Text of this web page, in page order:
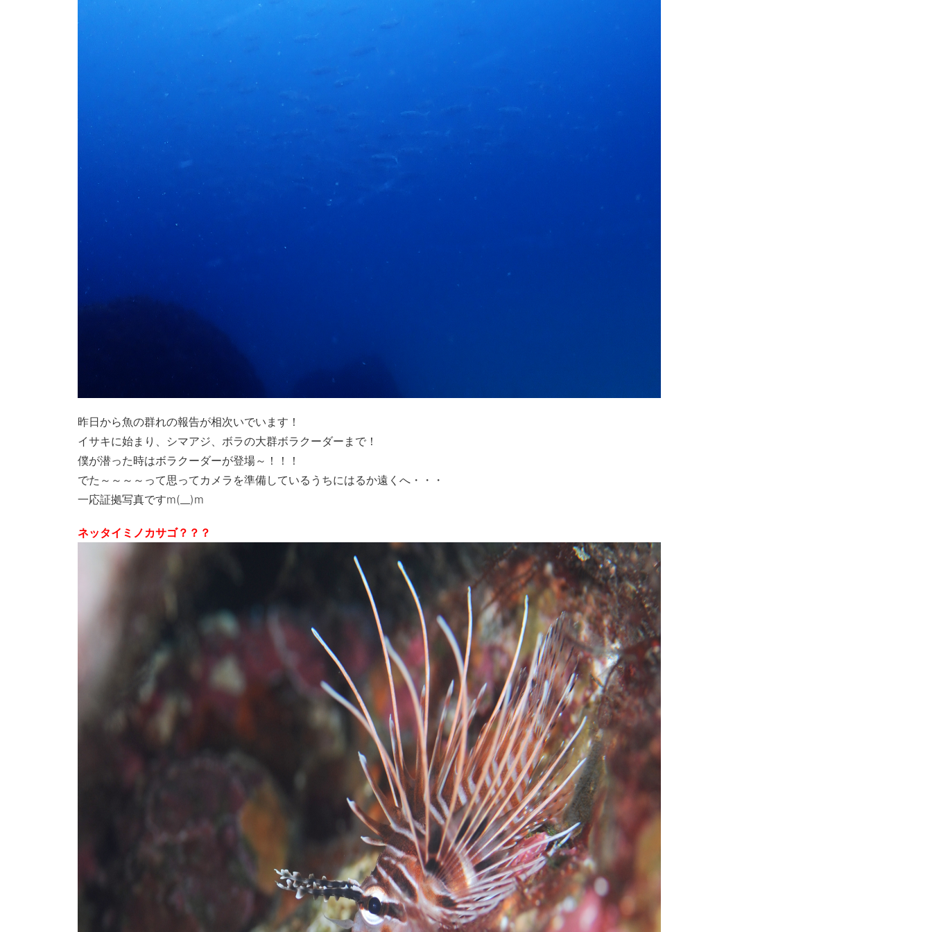
昨日から魚の群れの報告が相次いでいます！
イサキに始まり、シマアジ、ボラの大群ボラクーダーまで！
僕が潜った時はボラクーダーが登場～！！！
でた～～～～って思ってカメラを準備しているうちにはるか遠くへ・・・
一応証拠写真ですm(__)m
ネッタイミノカサゴ？？？